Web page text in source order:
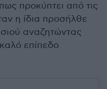
προκύπτει από τις
η ίδια προσήλθε
αναζητώντας
επίπεδο